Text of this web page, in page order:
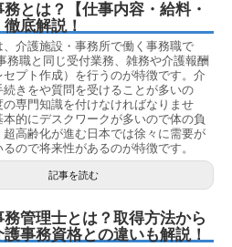
とは？【仕事内容・給料・
底解説！
、介護施設・事務所で働く事務職で
務職と同じ受付業務、雑務や介護報酬
プト作成）を行うのが特徴です。介
続きをや質問を受けることが多いの
の専門知識を付けなければなりませ
本的にデスクワークが多いので体の負
超高齢化が進む日本では徐々に需要が
ので将来性があるのが特徴です。
記事を読む
務管理士とは？取得方法から
事務資格との違いも解説！